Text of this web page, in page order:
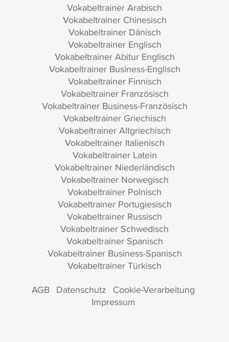
Vokabeltrainer Arabisch
Vokabeltrainer Chinesisch
Vokabeltrainer Dänisch
Vokabeltrainer Englisch
Vokabeltrainer Abitur Englisch
Vokabeltrainer Business-Englisch
Vokabeltrainer Finnisch
Vokabeltrainer Französisch
Vokabeltrainer Business-Französisch
Vokabeltrainer Griechisch
Vokabeltrainer Altgriechisch
Vokabeltrainer Italienisch
Vokabeltrainer Latein
Vokabeltrainer Niederländisch
Vokabeltrainer Norwegisch
Vokabeltrainer Polnisch
Vokabeltrainer Portugiesisch
Vokabeltrainer Russisch
Vokabeltrainer Schwedisch
Vokabeltrainer Spanisch
Vokabeltrainer Business-Spanisch
Vokabeltrainer Türkisch
AGB Datenschutz Cookie-Verarbeitung
Impressum